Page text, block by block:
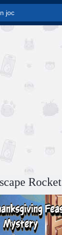
Rocket